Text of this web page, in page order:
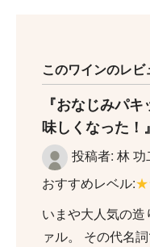
このワインのレビ
おなじみパキ
味しくなった！
投稿者: 林
おすすめレベル:
いまや大人気の
ァル。 その代名